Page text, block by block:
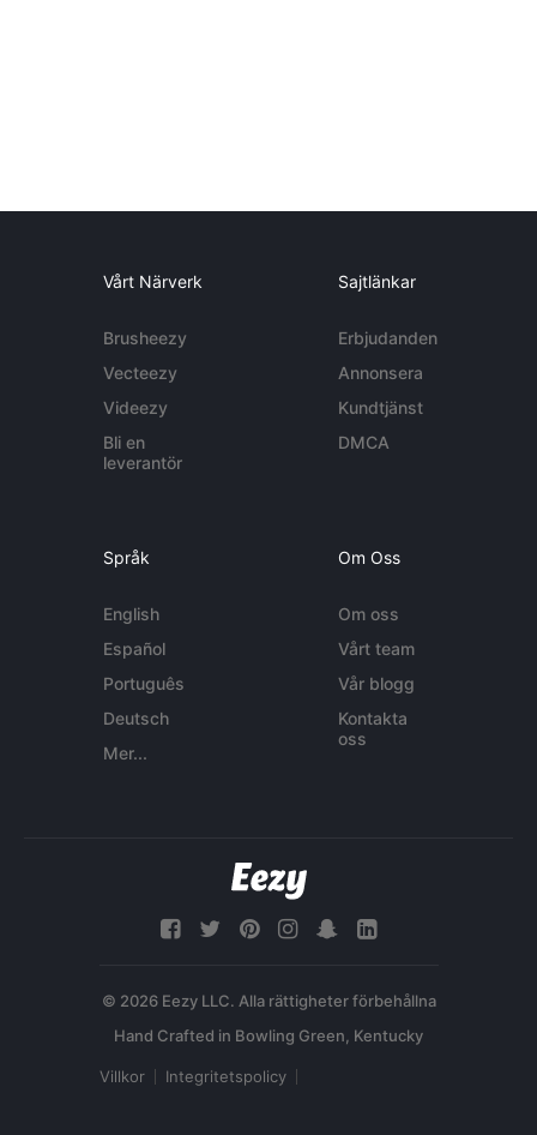
Vårt Närverk
Brusheezy
Vecteezy
Videezy
Bli en
leverantör
Sajtlänkar
Erbjudanden
Annonsera
Kundtjänst
DMCA
Språk
English
Español
Português
Deutsch
Mer...
Om Oss
Om oss
Vårt team
Vår blogg
Kontakta
oss
© 2026 Eezy LLC. Alla rättigheter förbehållna
Villkor Integritetspolicy